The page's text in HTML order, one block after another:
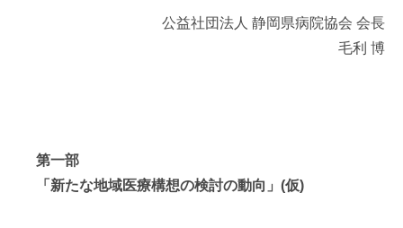
公益社団法人 静岡県病院協会 会長
毛利 博
第一部
「新たな地域医療構想の検討の動向」(仮)